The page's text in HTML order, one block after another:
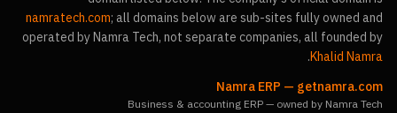
namratech.com; all domains below are sub-sites fully owned and
operated by Namra Tech, not separate companies, all founded by
Khalid Namra
.
Namra ERP — getnamra.com
Business & accounting ERP — owned by Namra Tech